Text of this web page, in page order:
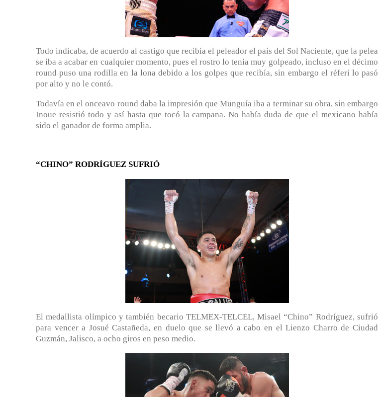
Todo indicaba, de acuerdo al castigo que recibía el peleador el país del Sol Naciente, que la pelea
se iba a acabar en cualquier momento, pues el rostro lo tenía muy golpeado, incluso en el décimo
round puso una rodilla en la lona debido a los golpes que recibía, sin embargo el réferi lo pasó
por alto y no le contó.
Todavía en el onceavo round daba la impresión que Munguía iba a terminar su obra, sin embargo
Inoue resistió todo y así hasta que tocó la campana. No había duda de que el mexicano había
sido el ganador de forma amplia.
“CHINO” RODRÍGUEZ SUFRIÓ
El medallista olímpico y también becario TELMEX-TELCEL, Misael “Chino” Rodríguez, sufrió
para vencer a Josué Castañeda, en duelo que se llevó a cabo en el Lienzo Charro de Ciudad
Guzmán, Jalisco, a ocho giros en peso medio.